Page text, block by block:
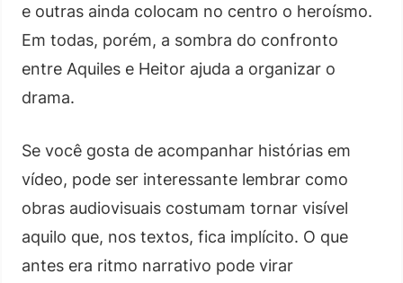
e outras ainda colocam no centro o heroísmo.
Em todas, porém, a sombra do confronto
entre Aquiles e Heitor ajuda a organizar o
drama.
Se você gosta de acompanhar histórias em
vídeo, pode ser interessante lembrar como
obras audiovisuais costumam tornar visível
aquilo que, nos textos, fica implícito. O que
antes era ritmo narrativo pode virar